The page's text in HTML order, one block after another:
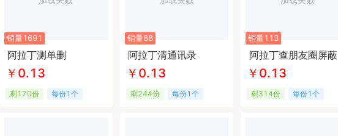
销量1691
阿拉丁测单删
￥0.13
剩170份 每份1个
销量88
阿拉丁清通讯录
￥0.13
剩244份 每份1个
销量113
阿拉丁查朋友圈屏蔽
￥0.13
剩314份 每份1个